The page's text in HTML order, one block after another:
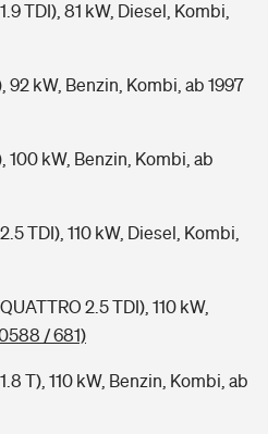
TDI), 81 kW, Diesel, Kombi,
92 kW, Benzin, Kombi, ab 1997
100 kW, Benzin, Kombi, ab
TDI), 110 kW, Diesel, Kombi,
2.5 TDI), 110 kW,
/ 681)
T), 110 kW, Benzin, Kombi, ab